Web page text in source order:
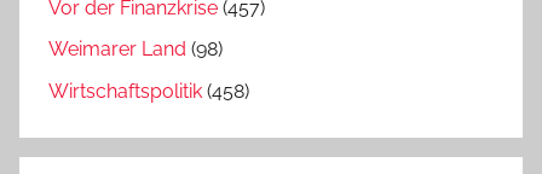
Vor der Finanzkrise (457)
Weimarer Land (98)
Wirtschaftspolitik (458)